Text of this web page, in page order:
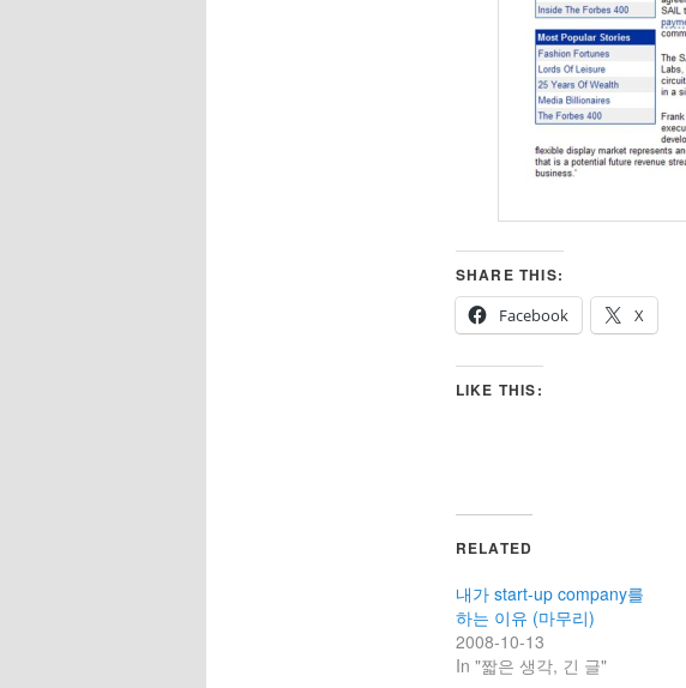
SHARE THIS:
Facebook
X
LIKE THIS:
RELATED
내가 start-up company를
하는 이유 (마무리)
2008-10-13
In "짧은 생각, 긴 글"